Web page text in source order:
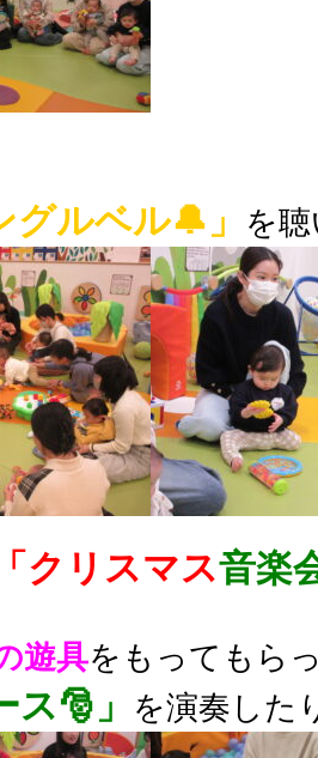
グルベル🔔」 を
「クリスマス音楽
遊具をもってもら
🎅」 を演奏した